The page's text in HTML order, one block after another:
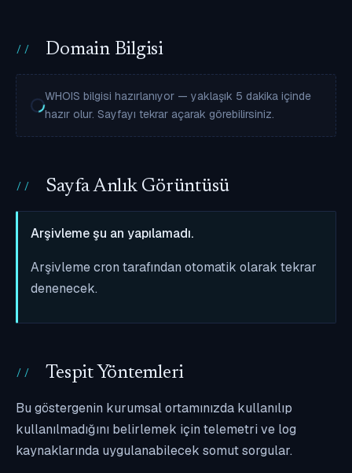
Domain Bilgisi
WHOIS bilgisi hazırlanıyor — yaklaşık 5 dakika içinde
hazır olur. Sayfayı tekrar açarak görebilirsiniz.
Sayfa Anlık Görüntüsü
Arşivleme şu an yapılamadı.
Arşivleme cron tarafından otomatik olarak tekrar
denenecek.
Tespit Yöntemleri
Bu göstergenin kurumsal ortamınızda kullanılıp
kullanılmadığını belirlemek için telemetri ve log
kaynaklarında uygulanabilecek somut sorgular.